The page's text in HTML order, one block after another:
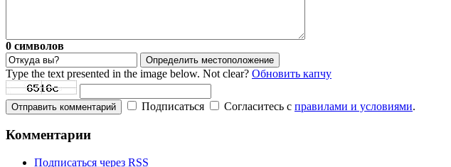
0 символов
Определить местоположение
Type the text presented in the image below. Not clear? Обновить капчу
Отправить комментарий Подписаться Согласитесь с правилами и условиями.
Комментарии
Подписаться через RSS